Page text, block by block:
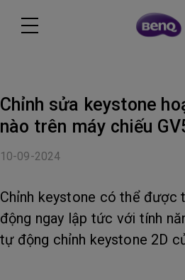
Chỉnh sửa keystone
nào trên máy chiếu
10-09-2024
Chỉnh keystone có thể được
động ngay lập tức với tính
tự động chỉnh keystone 2D